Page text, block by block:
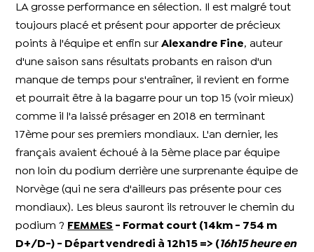
LA grosse performance en sélection. Il est malgré tout
toujours placé et présent pour apporter de précieux
points à l'équipe et enfin surAlexandre Fine, auteur
d'une saison sans résultats probants en raison d'un
manque de temps pour s'entraîner, il revient en forme
et pourrait être à la bagarre pour un top 15 (voir mieux)
comme il l'a laissé présager en 2018 en terminant
17ème pour ses premiers mondiaux. L'an dernier, les
français avaient échoué à la 5ème place par équipe
non loin du podium derrière une surprenante équipe de
Norvège (qui ne sera d'ailleurs pas présente pour ces
mondiaux). Les bleus sauront ils retrouver le chemin du
podium ?
FEMMES - Format court (14km - 754 m
D+/D-) - Départ vendredi à 12h15 => ( 16h15 heure en